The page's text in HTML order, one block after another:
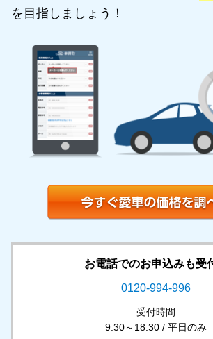
を目指しましょう！
お電話でのお申込みも受
0120-994-996
受付時間
9:30～18:30 / 平日のみ